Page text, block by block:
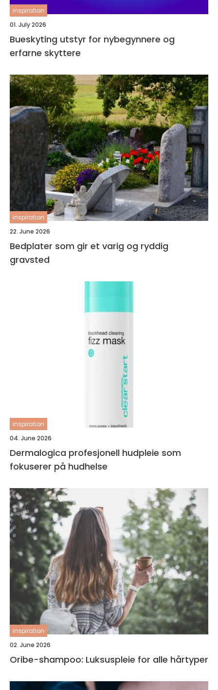
inspiration
01. July 2026
Bueskyting utstyr for nybegynnere og
erfarne skyttere
inspiration
22. June 2026
Bedplater som gir et varig og ryddig
gravsted
inspiration
04. June 2026
Dermalogica profesjonell hudpleie som
fokuserer på hudhelse
inspiration
02. June 2026
Oribe-shampoo: Luksuspleie for alle hårtyper